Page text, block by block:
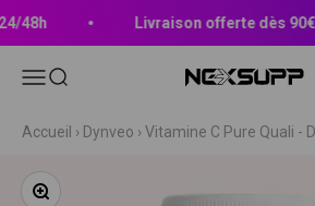
48h Livraison offerte dès 90€
Ouvrir la navigation
Ouvrir la recherche Nexsupp
Accueil › Dynveo › Vitamine C Pure Quali -
Zoomer sur l'image